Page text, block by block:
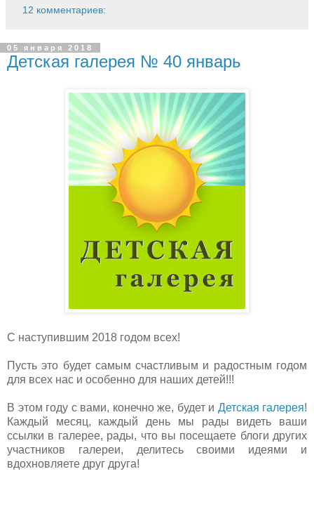
12 комментариев:
05 января 2018
Детская галерея № 40 январь
С наступившим 2018 годом всех!
Пусть это будет самым счастливым и радостным годом
для всех нас и особенно для наших детей!!!
В этом году с вами, конечно же, будет и Детская галерея!
Каждый месяц, каждый день мы рады видеть ваши
ссылки в галерее, рады, что вы посещаете блоги других
участников галереи, делитесь своими идеями и
вдохновляете друг друга!